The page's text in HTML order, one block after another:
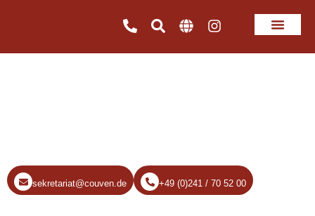
sekretariat@couven.de +49 (0)241 / 70 52 00